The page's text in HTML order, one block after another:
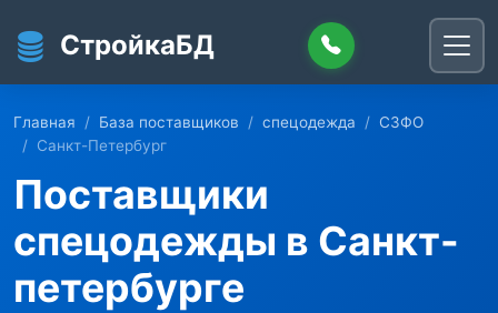
СтройкаБД
Главная База поставщиков спецодежда
СЗФО
Санкт-Петербург
Поставщики
спецодежды в Санкт-
петербурге